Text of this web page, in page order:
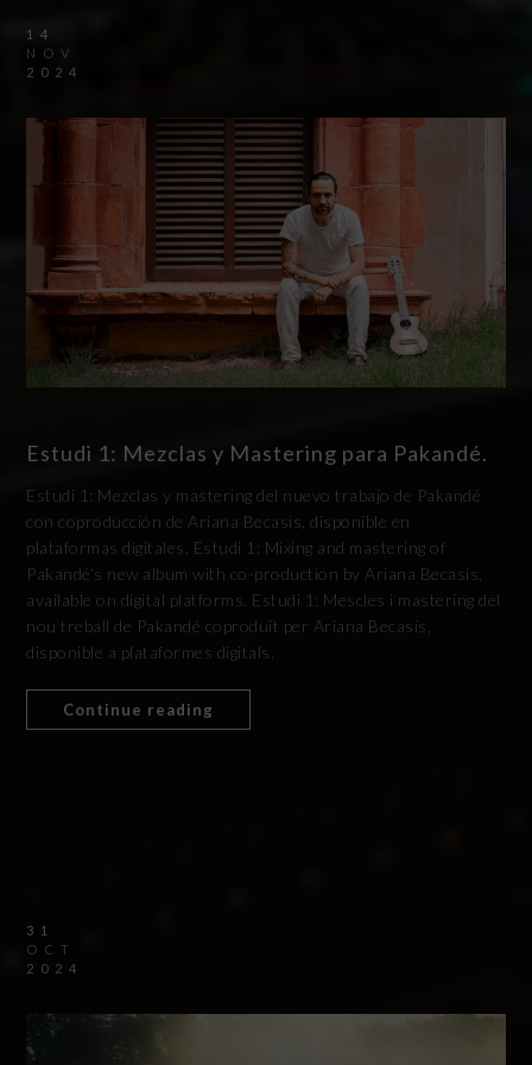
14
NOV
2024
Estudi 1: Mezclas y Mastering para Pakandé.
Estudi 1: Mezclas y mastering del nuevo trabajo de Pakandé
con coproducción de Ariana Becasis, disponible en
plataformas digitales. Estudi 1: Mixing and mastering of
Pakandé‘s new album with co-production by Ariana Becasis,
available on digital platforms. Estudi 1: Mescles i mastering del
nou treball de Pakandé coproduït per Ariana Becasis,
disponible a plataformes digitals.
Continue reading
31
OCT
2024